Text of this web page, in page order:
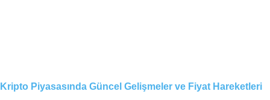
Kripto Piyasasında Güncel Gelişmeler ve Fiyat Hareketleri